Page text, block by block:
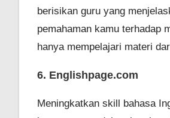
berisikan guru yang
pemahaman kamu terhadap
hanya mempelajari materi
6. Englishpage.com
Meningkatkan skill bahasa